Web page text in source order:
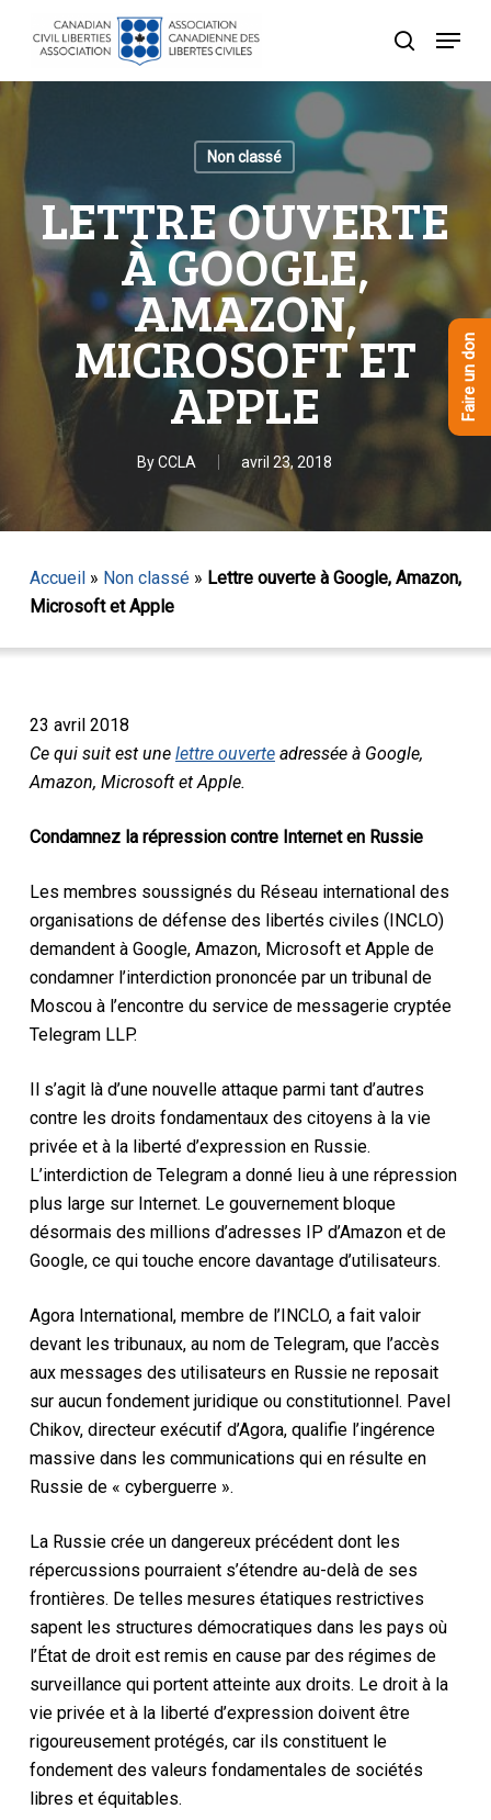
content
recherche
Menu
Non classé
LETTRE OUVERTE
À GOOGLE,
AMAZON,
MICROSOFT ET
APPLE
ByCCLA avril 23, 2018
Accueil» Non classé» Lettre ouverte à Google, Amazon,
Microsoft et Apple
23 avril 2018
Ce qui suit est une lettre ouverteadressée à Google,
Amazon, Microsoft et Apple.
Condamnez la répression contre Internet en Russie
Les membres soussignés du Réseau international des
organisations de défense des libertés civiles (INCLO)
demandent à Google, Amazon, Microsoft et Apple de
condamner l’interdiction prononcée par un tribunal de
Moscou à l’encontre du service de messagerie cryptée
Telegram LLP.
Il s’agit là d’une nouvelle attaque parmi tant d’autres
contre les droits fondamentaux des citoyens à la vie
privée et à la liberté d’expression en Russie.
L’interdiction de Telegram a donné lieu à une répression
plus large sur Internet. Le gouvernement bloque
désormais des millions d’adresses IP d’Amazon et de
Google, ce qui touche encore davantage d’utilisateurs.
Agora International, membre de l’INCLO, a fait valoir
devant les tribunaux, au nom de Telegram, que l’accès
aux messages des utilisateurs en Russie ne reposait
sur aucun fondement juridique ou constitutionnel. Pavel
Chikov, directeur exécutif d’Agora, qualifie l’ingérence
massive dans les communications qui en résulte en
Russie de « cyberguerre ».
La Russie crée un dangereux précédent dont les
répercussions pourraient s’étendre au-delà de ses
frontières. De telles mesures étatiques restrictives
sapent les structures démocratiques dans les pays où
l’État de droit est remis en cause par des régimes de
surveillance qui portent atteinte aux droits. Le droit à la
vie privée et à la liberté d’expression doivent être
rigoureusement protégés, car ils constituent le
fondement des valeurs fondamentales de sociétés
libres et équitables.
Menu
Faire un don